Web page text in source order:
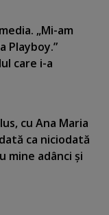
„Mi-am
Playboy.”
care i-a
cu Ana Maria
ca niciodată
mine adânci şi